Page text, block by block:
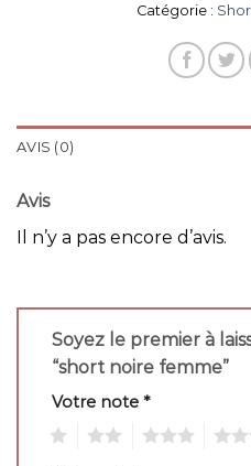
Catégorie :
AVIS (0)
Avis
Il n’y a pas encore d’avis.
Soyez le premier à
“short noire femme”
Votre note *